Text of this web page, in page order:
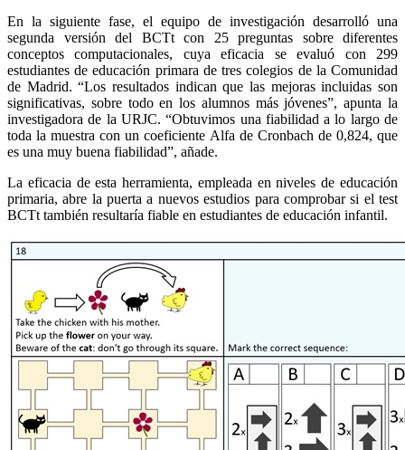
En la siguiente fase, el equipo de investigación desarrolló una
segunda versión del BCTt con 25 preguntas sobre diferentes
conceptos computacionales, cuya eficacia se evaluó con 299
estudiantes de educación primara de tres colegios de la Comunidad
de Madrid. “Los resultados indican que las mejoras incluidas son
significativas, sobre todo en los alumnos más jóvenes”, apunta la
investigadora de la URJC. “Obtuvimos una fiabilidad a lo largo de
toda la muestra con un coeficiente Alfa de Cronbach de 0,824, que
es una muy buena fiabilidad”, añade.
La eficacia de esta herramienta, empleada en niveles de educación
primaria, abre la puerta a nuevos estudios para comprobar si el test
BCTt también resultaría fiable en estudiantes de educación infantil.